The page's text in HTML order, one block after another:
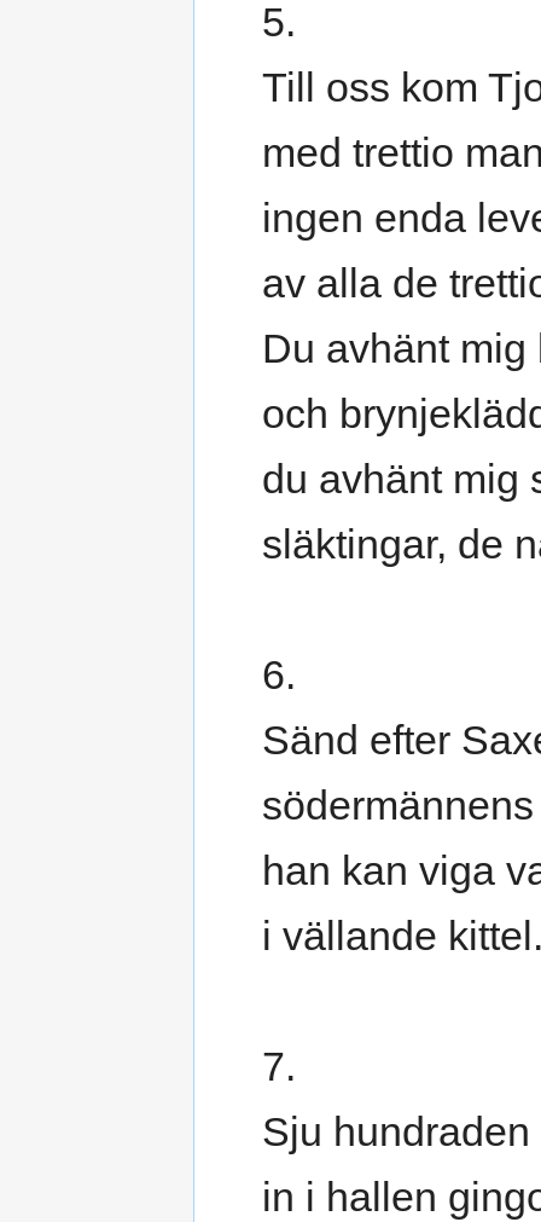
5.
Till oss kom
med trettio
ingen enda
av alla de
Du avhänt mig
och
du avhänt mig
släktingar, de
6.
Sänd efter
han kan viga
i vällande
7.
Sju hundraden
in i hallen